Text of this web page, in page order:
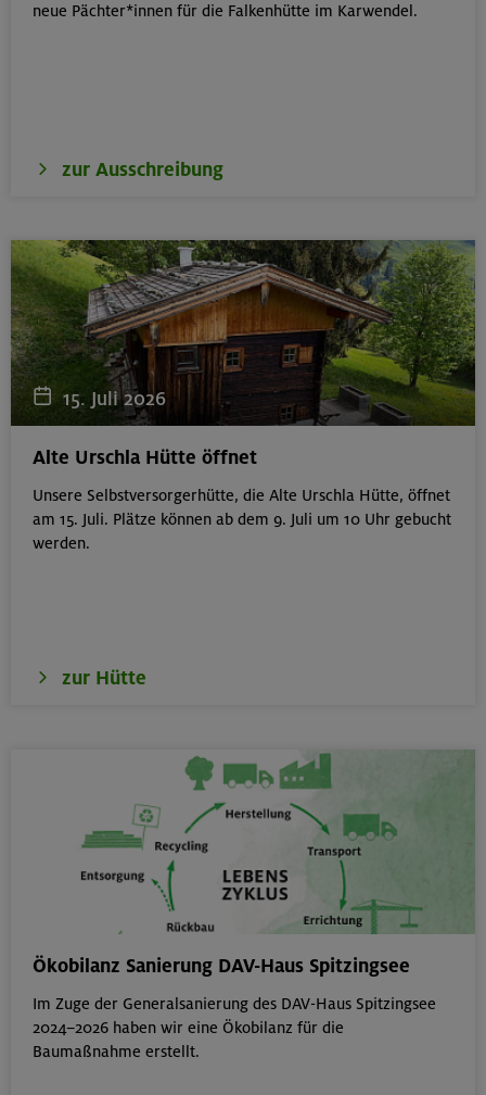
19.08.26
Ötztaler Alpen
21.-23.08.26
Familienfreizeit: Hüttenübernachtung mit Kindern
von 6-9 J.
Kitzbüheler Alpen
21./22./23.08.26
22.-23.08.26
Berg & Wandern für Einsteiger
Kitzbüheler Alpen
neue Pächter*innen für die Falkenhütte im Karwendel.
zur Ausschreibung
15. Juli 2026
Alte Urschla Hütte öffnet
Unsere Selbstversorgerhütte, die Alte Urschla Hütte, öffnet
am 15. Juli. Plätze können ab dem 9. Juli um 10 Uhr gebucht
werden.
zur Hütte
Ökobilanz Sanierung DAV-Haus Spitzingsee
Im Zuge der Generalsanierung des DAV-Haus Spitzingsee
2024–2026 haben wir eine Ökobilanz für die
Baumaßnahme erstellt.